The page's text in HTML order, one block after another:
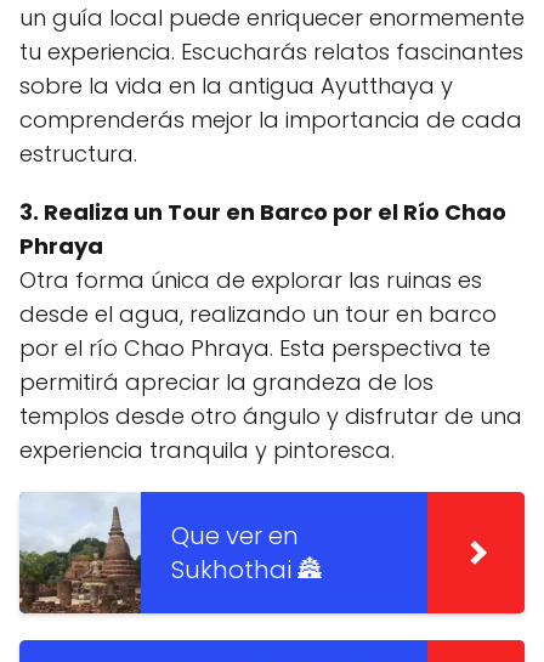
un guía local puede enriquecer enormemente
tu experiencia. Escucharás relatos fascinantes
sobre la vida en la antigua Ayutthaya y
comprenderás mejor la importancia de cada
estructura.
3. Realiza un Tour en Barco por el Río Chao
Phraya
Otra forma única de explorar las ruinas es
desde el agua, realizando un tour en barco
por el río Chao Phraya. Esta perspectiva te
permitirá apreciar la grandeza de los
templos desde otro ángulo y disfrutar de una
experiencia tranquila y pintoresca.
Que ver en
Sukhothai 🏯